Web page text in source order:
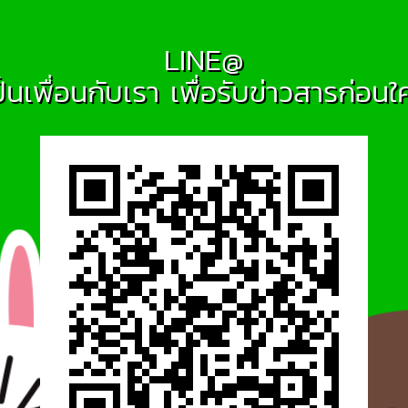
LINE@
นเพื่อนกับเรา เพื่อรับข่าวสารก่อนใ